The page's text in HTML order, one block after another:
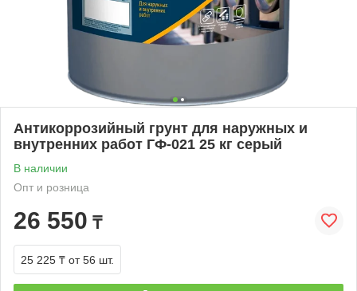
Антикоррозийный грунт для наружных и
внутренних работ ГФ-021 25 кг серый
В наличии
Опт и розница
26 550 ₸
25 225 ₸ от 56 шт.